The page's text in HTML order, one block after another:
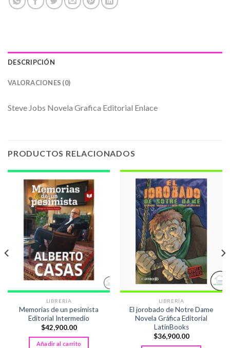
DESCRIPCIÓN
VALORACIONES (0)
Steve Jobs Novela Grafica Editorial Enlace
PRODUCTOS RELACIONADOS
LIBRERÍA
Memorias de un pesimista
Editorial Intermedio
$42,900.00
Añadir al carrito
LIBRERÍA
El jorobado de Notre Dame
Novela Gráfica Editorial
LatinBooks
$36,900.00